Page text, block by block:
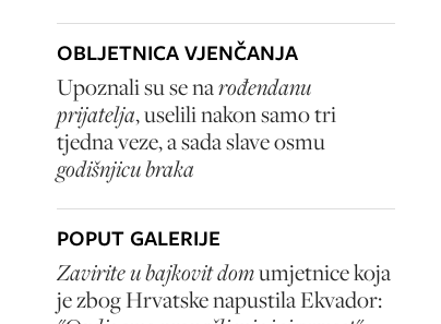
OBLJETNICA VJENČANJA
Upoznali su se narođendanu
prijatelja, uselili nakon samo tri
tjedna veze, a sada slave osmu
godišnjicu braka
POPUT GALERIJE
Zavirite u bajkovit domumjetnice koja
je zbog Hrvatske napustila Ekvador: